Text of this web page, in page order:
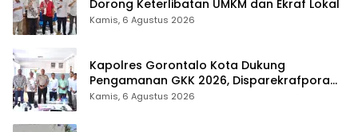
Dorong Keterlibatan UMKM dan Ekraf Lokal
Kamis, 6 Agustus 2026
Kapolres Gorontalo Kota Dukung
Pengamanan GKK 2026, Disparekrafpora
Perkuat Sinergi Lintas Sektor
Kamis, 6 Agustus 2026